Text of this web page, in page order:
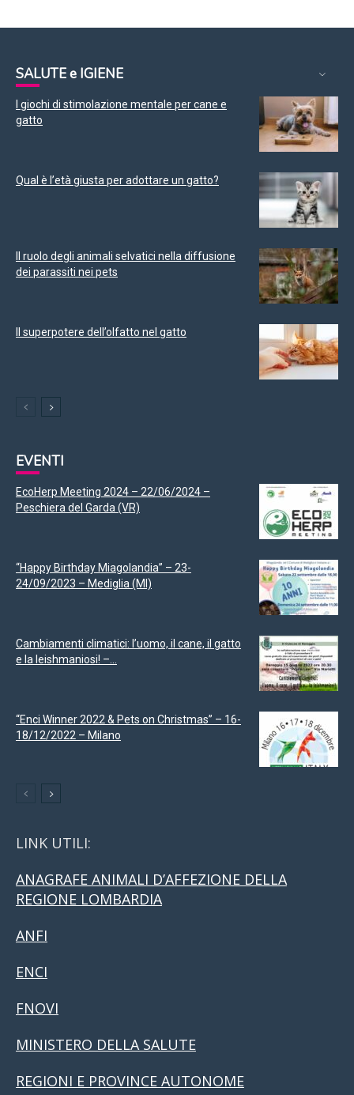
SALUTE e IGIENE
I giochi di stimolazione mentale per cane e
gatto
Qual è l’età giusta per adottare un gatto?
Il ruolo degli animali selvatici nella diffusione
dei parassiti nei pets
Il superpotere dell’olfatto nel gatto
EVENTI
EcoHerp Meeting 2024 – 22/06/2024 –
Peschiera del Garda (VR)
“Happy Birthday Miagolandia” – 23-
24/09/2023 – Mediglia (MI)
Cambiamenti climatici: l’uomo, il cane, il gatto
e la leishmaniosi! –...
“Enci Winner 2022 & Pets on Christmas” – 16-
18/12/2022 – Milano
LINK UTILI:
ANAGRAFE ANIMALI D’AFFEZIONE DELLA
REGIONE LOMBARDIA
ANFI
ENCI
FNOVI
MINISTERO DELLA SALUTE
REGIONI E PROVINCE AUTONOME